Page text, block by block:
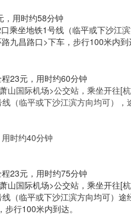
，用时约58分钟
坐地铁1号线（临平或下沙江
九昌路口>下车，步行100米内到
程23元，用时约60分钟
国际机场>公交站，乘坐开往[
（临平或下沙江滨方向均可）
用时约40分钟
程23元，用时约75分钟
国际机场>公交站，乘坐开往[
（临平或下沙江滨方向均可）
行100米内到达。